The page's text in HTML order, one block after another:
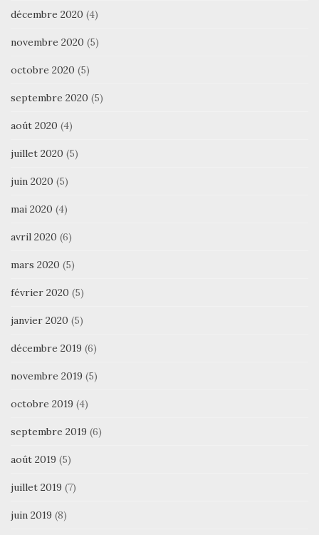
décembre 2020 (4)
novembre 2020 (5)
octobre 2020 (5)
septembre 2020 (5)
août 2020 (4)
juillet 2020 (5)
juin 2020 (5)
mai 2020 (4)
avril 2020 (6)
mars 2020 (5)
février 2020 (5)
janvier 2020 (5)
décembre 2019 (6)
novembre 2019 (5)
octobre 2019 (4)
septembre 2019 (6)
août 2019 (5)
juillet 2019 (7)
juin 2019 (8)